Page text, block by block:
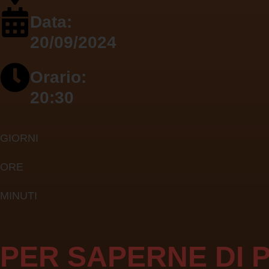
Data:
20/09/2024
Orario:
20:30
GIORNI
ORE
MINUTI
PER SAPERNE DI